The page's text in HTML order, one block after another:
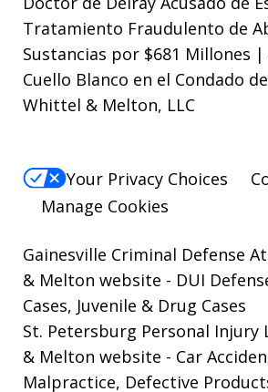
Tratamiento Fraudulento de
Sustancias por $681 Millones
Cuello Blanco en el Condado
Whittel & Melton, LLC
Your Privacy Choices
Manage Cookies
Gainesville Criminal Defense
& Melton website - DUI
Cases, Juvenile & Drug Cases
St. Petersburg Personal Injury
& Melton website - Car
Malpractice, Defective